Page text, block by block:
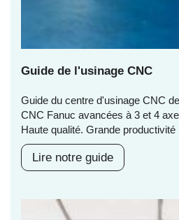
Guide de l'usinage CNC
Guide du centre d'usinage CNC
CNC Fanuc avancées à 3 et 4
Haute qualité. Grande productivité
Lire notre guide